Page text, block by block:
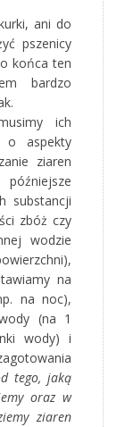
ani do
pszenicy
końca ten
bardzo
ich
o aspekty
ziaren
substancji
zbóż czy
wodzie
na
na noc),
(na 1
wody) i
tego, jaką
oraz w
ziaren